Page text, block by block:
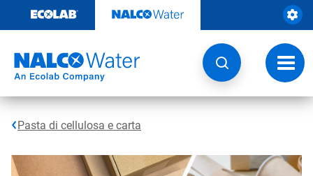
contenuto
Pasta di cellulosa e carta